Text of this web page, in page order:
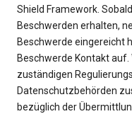
Shield Framework.
Beschwerden erhalten,
Beschwerde eingereicht
Beschwerde Kontakt
zuständigen
Datenschutzbehörden
bezüglich der